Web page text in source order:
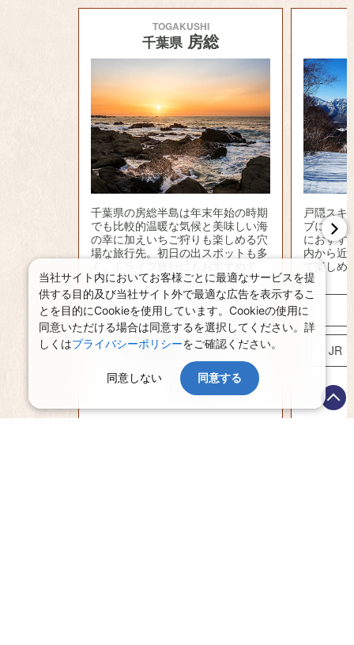
TOGAKUSHI
千葉県房総
千葉県の房総半島は年末年始の時期
でも比較的温暖な気候と美味しい海
の幸に加えいちご狩りも楽しめる穴
場な旅行先。初日の出スポットも多
す。
宿泊プラン
JR・新幹線+ホテルパック
千葉県旅行特集
戸隠スキ
ブにスキ
におすす
内から近
て楽し
JR
当社サイト内においてお客様ごとに最適なサービスを提
供する目的及び当社サイト外で最適な広告を表示するこ
とを目的にCookieを使用しています。Cookieの使用に
同意いただける場合は同意するを選択してください。詳
しくはプライバシーポリシーをご確認ください。
同意しない 同意する